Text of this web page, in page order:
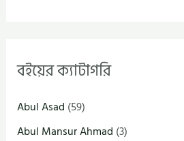
বইয়ের ক্যাটাগরি
Abul Asad (59)
Abul Mansur Ahmad (3)